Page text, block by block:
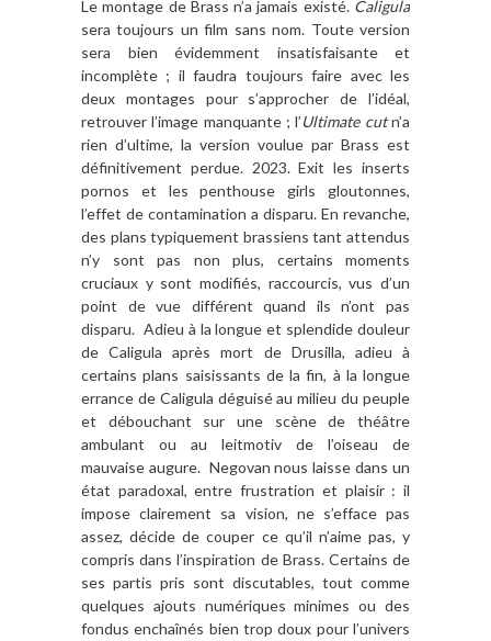
Le montage de Brass n’a jamais existé. Caligula
sera toujours un film sans nom. Toute version
sera bien évidemment insatisfaisante et
incomplète ; il faudra toujours faire avec les
deux montages pour s’approcher de l’idéal,
retrouver l’image manquante ; l’Ultimate cutn’a
rien d’ultime, la version voulue par Brass est
définitivement perdue. 2023. Exit les inserts
pornos et les penthouse girls gloutonnes,
l’effet de contamination a disparu. En revanche,
des plans typiquement brassiens tant attendus
n’y sont pas non plus, certains moments
cruciaux y sont modifiés, raccourcis, vus d’un
point de vue différent quand ils n’ont pas
disparu. Adieu à la longue et splendide douleur
de Caligula après mort de Drusilla, adieu à
certains plans saisissants de la fin, à la longue
errance de Caligula déguisé au milieu du peuple
et débouchant sur une scène de théâtre
ambulant ou au leitmotiv de l’oiseau de
mauvaise augure. Negovan nous laisse dans un
état paradoxal, entre frustration et plaisir : il
impose clairement sa vision, ne s’efface pas
assez, décide de couper ce qu’il n’aime pas, y
compris dans l’inspiration de Brass. Certains de
ses partis pris sont discutables, tout comme
quelques ajouts numériques minimes ou des
fondus enchaînés bien trop doux pour l’univers